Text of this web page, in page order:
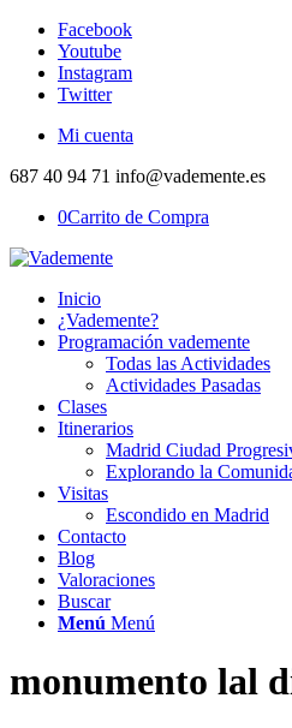
Facebook
Youtube
Instagram
Twitter
Mi cuenta
687 40 94 71 info@vademente.es
0Carrito de Compra
Inicio
¿Vademente?
Programación vademente
Todas las Actividades
Actividades Pasadas
Clases
Itinerarios
Madrid Ciudad
Explorando la
Visitas
Escondido en Madrid
Contacto
Blog
Valoraciones
Buscar
Menú Menú
monumento lal